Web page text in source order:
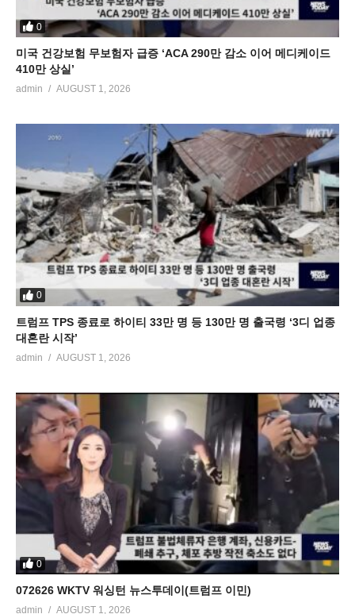
0
미국 건강보험 무보험자 급증 ‘ACA 290만 감소 이어 메디케이드
410만 상실’
admin AUGUST 1, 2026
0
트럼프 TPS 종료로 하이티 33만 명 등 130만 명 출국령 ‘3디 업종
대혼란 시작’
admin AUGUST 1, 2026
0
072626 WKTV 워싱턴 뉴스투데이(트럼프 이민)
admin AUGUST 1, 2026